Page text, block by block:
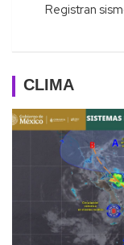
Registran
CLIMA